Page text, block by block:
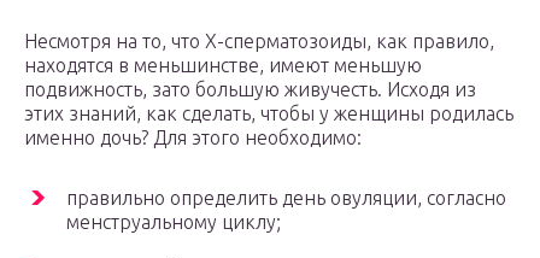
Несмотря на то, что X-сперматозоиды, как правило,
находятся в меньшинстве, имеют меньшую
подвижность, зато большую живучесть. Исходя из
этих знаний, как сделать, чтобы у женщины родилась
именно дочь? Для этого необходимо:
правильно определить день овуляции, согласно
менструальному циклу;